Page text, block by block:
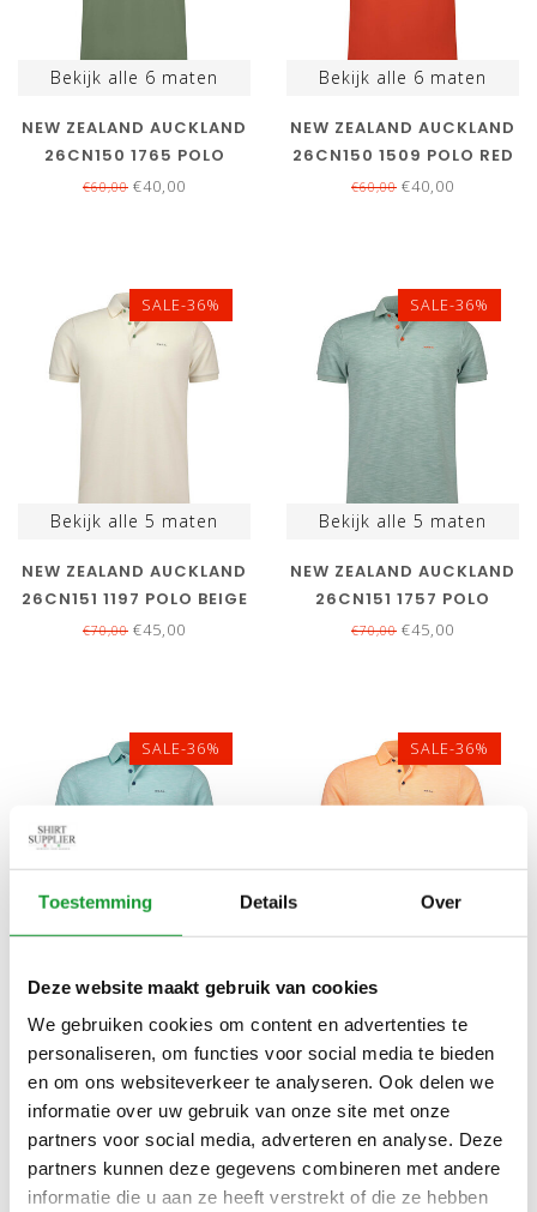
Toestemming Details Over
Deze website maakt gebruik van cookies
We gebruiken cookies om content en advertenties te
personaliseren, om functies voor social media te bieden
en om ons websiteverkeer te analyseren. Ook delen we
informatie over uw gebruik van onze site met onze
partners voor social media, adverteren en analyse. Deze
partners kunnen deze gegevens combineren met andere
informatie die u aan ze heeft verstrekt of die ze hebben
Bekijk alle 6 maten
NEW ZEALAND AUCKLAND
26CN150 1765 POLO
LIGHT SAGE DONKER
€60,00 €40,00
Bekijk alle 6 maten
NEW ZEALAND AUCKLAND
26CN150 1509 POLO RED
TIDE ROOD
€60,00 €40,00
SALE-36%
Bekijk alle 5 maten
NEW ZEALAND AUCKLAND
26CN151 1197 POLO BEIGE
STRUCTUUR
€70,00 €45,00
SALE-36%
Bekijk alle 5 maten
NEW ZEALAND AUCKLAND
26CN151 1757 POLO
GROEN STRUCTUUR
€70,00 €45,00
SALE-36%
NEW ZEALAND AUCKLAND
26CN151 1794 POLO AQUA
BLAUW STRUCTUUR
€45,00
SALE-36%
NEW ZEALAND AUCKLAND
26CN151 1314 POLO
€70,00 €45,00
SALE-36% SALE-36%